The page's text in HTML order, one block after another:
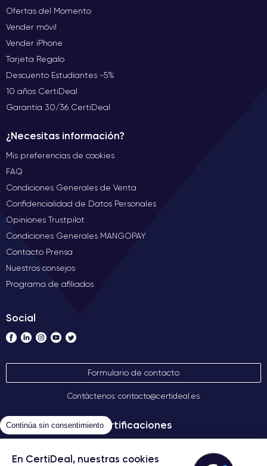
Continúa sin consentimiento
En CertiDeal, nuestras cookies
Ofertas del Momento
Vender móvil
Vender iPhone
Tarjeta Regalo
Descuento Estudiantes -5%
10 años CertiDeal
Garantía 30/36 CertiDeal
¿Necesitas información?
Mis preferencias de cookies
FAQ
Condiciones Generales de Venta
Confidencialidad de Datos Personales
Opiniones Trustpilot
Condiciones Generales MANGOPAY
Contacto Prensa
Nuestros consejos
Programa de afiliados
Social
Formulario de contacto
Contáctenos: contacto@certideal.es
Certificaciones